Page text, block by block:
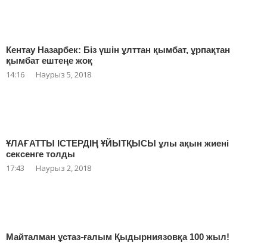
Кентау Назарбек: Біз үшін ұлттан қымбат, ұрпақтан
қымбат ештеңе жоқ
14:16 Наурыз 5, 2018
ҰЛАҒАТТЫ ІСТЕРДІҢ ҰЙЫТҚЫСЫ ұлы ақын жиені
сексенге толды
17:43 Наурыз 2, 2018
Майталман ұстаз-ғалым Қыдырниязовқа 100 жыл!